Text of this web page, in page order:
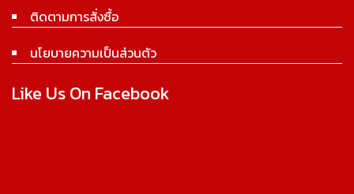
ติดตามการสั่งซื้อ
นโยบายความเป็นส่วนตัว
Like Us On Facebook